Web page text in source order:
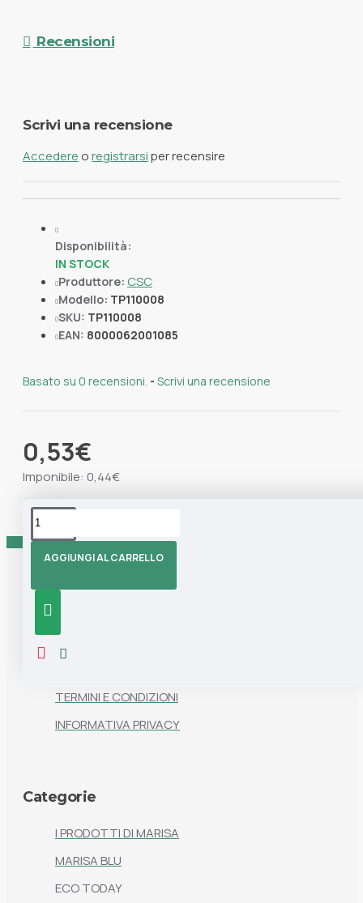
Recensioni
Scrivi una recensione
Accedere oregistrarsiper recensire
Disponibilità:
IN STOCK
Produttore: CSC
Modello: TP110008
SKU: TP110008
EAN: 8000062001085
Basato su 0 recensioni. - Scrivi una recensione
0,53€
Imponibile: 0,44€
AGGIUNGI AL CARRELLO
Tag: spazzola
Informazioni
TERMINI E CONDIZIONI
INFORMATIVA PRIVACY
Categorie
I PRODOTTI DI MARISA
MARISA BLU
ECO TODAY